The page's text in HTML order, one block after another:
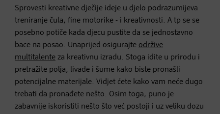
Sprovesti kreativne dječije ideje u djelo podrazumijeva
treniranje čula, fine motorike - i kreativnosti. A tp se se
posebno potiče kada djecu pustite da se jednostavno
bace na posao. Unaprijed osigurajte održive
multitalente za kreativnu izradu. Stoga idite u prirodu i
pretražite polja, livade i šume kako biste pronašli
potencijalne materijale. Vidjet ćete kako vam neće dugo
trebati da pronađete nešto. Osim toga, puno je
zabavnije iskoristiti nešto što već postoji i uz veliku dozu